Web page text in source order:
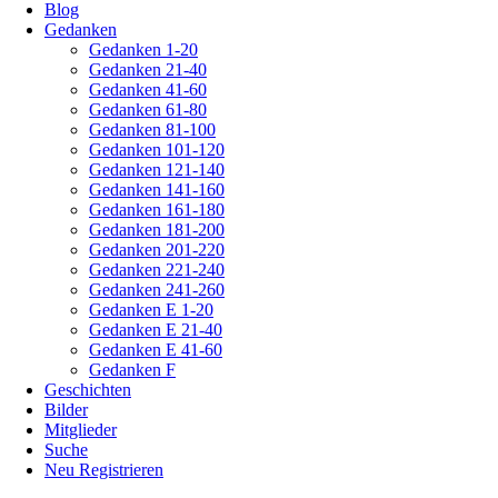
Blog
Gedanken
Gedanken 1-20
Gedanken 21-40
Gedanken 41-60
Gedanken 61-80
Gedanken 81-100
Gedanken 101-120
Gedanken 121-140
Gedanken 141-160
Gedanken 161-180
Gedanken 181-200
Gedanken 201-220
Gedanken 221-240
Gedanken 241-260
Gedanken E 1-20
Gedanken E 21-40
Gedanken E 41-60
Gedanken F
Geschichten
Bilder
Mitglieder
Suche
Neu Registrieren